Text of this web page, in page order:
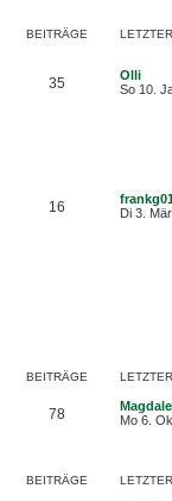
BEITRÄGE
35 Olli
N
B
e
So 10.
16
Di 3.
BEITRÄGE
78
Mo 6.
BEITRÄGE